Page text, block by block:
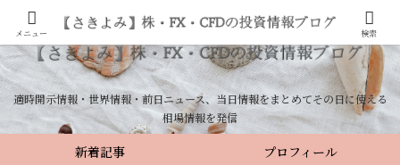
適時開示情報・世界情報・前日ニュース、当日情報をまとめてその日に使える
相場情報を発信
新着記事
プロフィール
メニュー 検索